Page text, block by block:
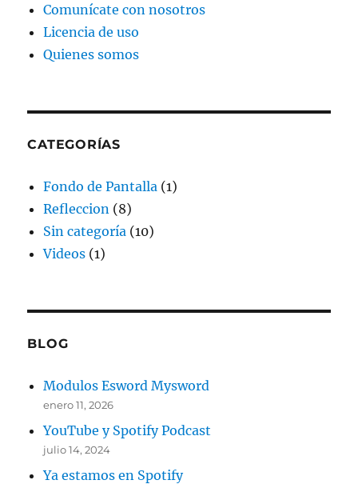
Comunícate con nosotros
Licencia de uso
Quienes somos
CATEGORÍAS
Fondo de Pantalla (1)
Refleccion (8)
Sin categoría (10)
Videos (1)
BLOG
Modulos Esword Mysword
enero 11, 2026
YouTube y Spotify Podcast
julio 14, 2024
Ya estamos en Spotify